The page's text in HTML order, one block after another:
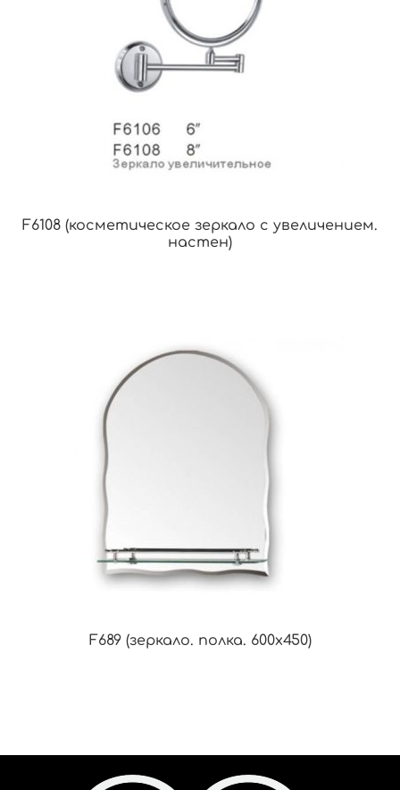
F6108 (косметическое зеркало с увеличением.
настен)
F689 (зеркало. полка. 600х450)